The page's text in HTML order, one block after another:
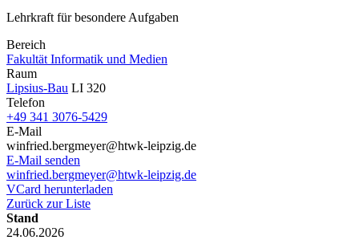
Lehrkraft für besondere Aufgaben
Bereich
Fakultät Informatik und Medien
Raum
Lipsius-Bau LI 320
Telefon
+49 341 3076-5429
E-Mail
winfried.bergmeyer@htwk-leipzig.de
E-Mail senden
winfried.bergmeyer@htwk-leipzig.de
VCard herunterladen
Zurück zur Liste
Stand
24.06.2026